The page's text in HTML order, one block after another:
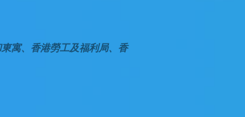
寓、香港勞工及福利局、香